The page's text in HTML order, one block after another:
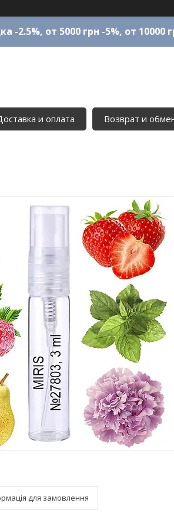
-2.5%, от 5000 грн -5%, от 10000
и оплата Возврат и
для замовлення